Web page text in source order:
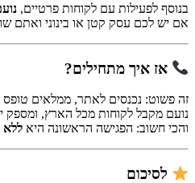
בנוסף לפעילות עם לקוחות פרטיים,
אם יש לכם עסק קטן או בינוני ואתם
אז איך מתחילים?
זה פשוט: נכנסים לאתר, ממלאים טופס
נועם מקבל לקוחות מכל הארץ, ומספק
והכי חשוב: הפגישה הראשונה היא ללא
לסיכום